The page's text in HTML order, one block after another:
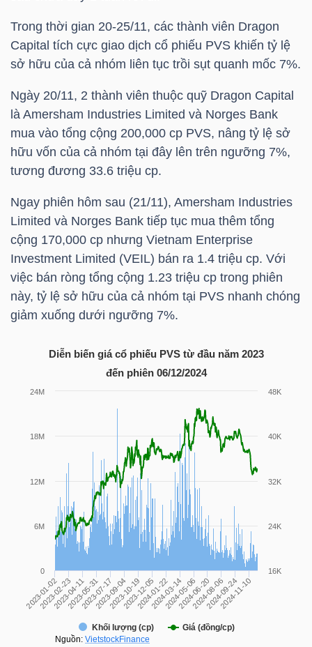
Trong thời gian 20-25/11, các thành viên Dragon
Capital tích cực giao dịch cổ phiếu PVS khiến tỷ lệ
sở hữu của cả nhóm liên tục trồi sụt quanh mốc 7%.
Ngày 20/11, 2 thành viên thuộc quỹ Dragon Capital
là Amersham Industries Limited và Norges Bank
mua vào tổng cộng 200,000 cp PVS, nâng tỷ lệ sở
hữu vốn của cả nhóm tại đây lên trên ngưỡng 7%,
tương đương 33.6 triệu cp.
Ngay phiên hôm sau (21/11), Amersham Industries
Limited và Norges Bank tiếp tục mua thêm tổng
cộng 170,000 cp nhưng Vietnam Enterprise
Investment Limited (VEIL) bán ra 1.4 triệu cp. Với
việc bán ròng tổng cộng 1.23 triệu cp trong phiên
này, tỷ lệ sở hữu của cả nhóm tại PVS nhanh chóng
giảm xuống dưới ngưỡng 7%.
Diễn biến giá cổ phiếu PVS từ đầu năm 2023
đến phiên 06/12/2024
TÀI
CHÍNH
CÁ
NHÂN
PHÂN
TÍCH
VIETSTOCKFINANCE
VĨ
MÔ
NGÀNH
PHIẾU
PHÁI